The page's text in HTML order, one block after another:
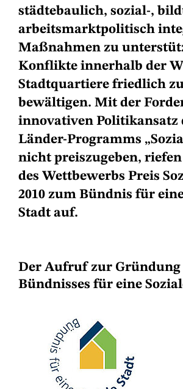
städtebaulich, sozial-,
arbeitsmarktpolitisch
Maßnahmen zu
Konflikte innerhalb der
Stadtquartiere friedlich
bewältigen. Mit der
innovativen Politikansatz
Länder-Programms
nicht preiszugeben,
des Wettbewerbs Preis
2010 zum Bündnis für
Stadt auf.
Der Aufruf zur Gründung
Bündnisses für eine